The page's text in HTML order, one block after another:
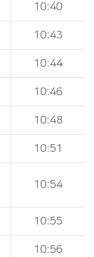
10:40
10:43
10:44
10:46
10:48
10:51
10:54
10:55
10:56